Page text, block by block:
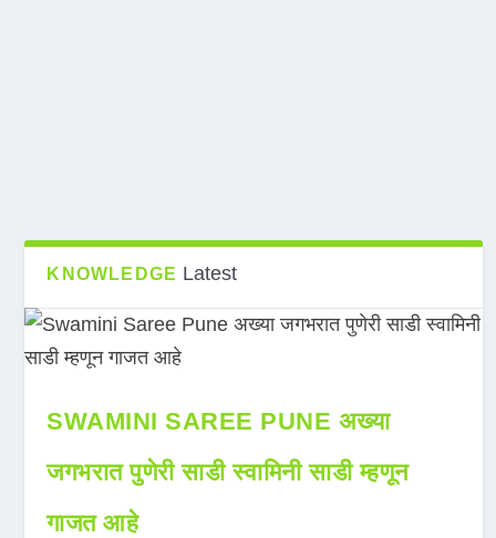
KNOWLEDGE Latest
SWAMINI SAREE PUNE अख्या
जगभरात पुणेरी साडी स्वामिनी साडी म्हणून
गाजत आहे